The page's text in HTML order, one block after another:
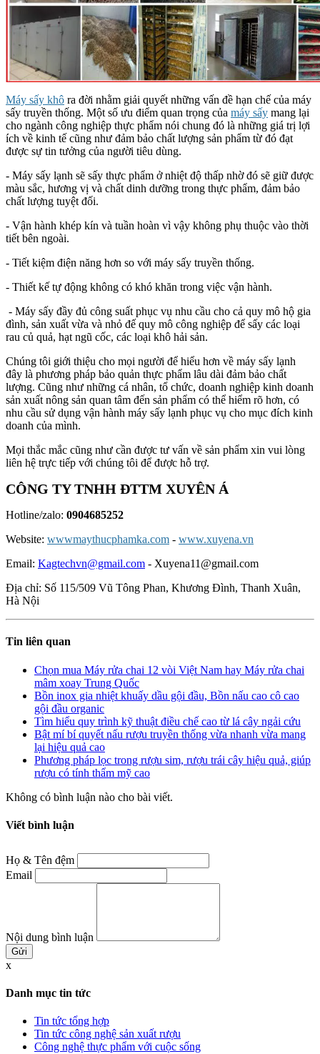
Máy sấy khô ra đời nhằm giải quyết những vấn đề hạn chế của máy
sấy truyền thống. Một số ưu điểm quan trọng của máy sấy mang lại
cho ngành công nghiệp thực phẩm nói chung đó là những giá trị lợi
ích về kinh tế cũng như đảm bảo chất lượng sản phẩm từ đó đạt
được sự tin tưởng của người tiêu dùng.
- Máy sấy lạnh sẽ sấy thực phẩm ở nhiệt độ thấp nhờ đó sẽ giữ được
màu sắc, hương vị và chất dinh dưỡng trong thực phẩm, đảm bảo
chất lượng tuyệt đối.
- Vận hành khép kín và tuần hoàn vì vậy không phụ thuộc vào thời
tiết bên ngoài.
- Tiết kiệm điện năng hơn so với máy sấy truyền thống.
- Thiết kế tự động không có khó khăn trong việc vận hành.
- Máy sấy đầy đủ công suất phục vụ nhu cầu cho cả quy mô hộ gia
đình, sản xuất vừa và nhỏ đế quy mô công nghiệp để sấy các loại
rau củ quả, hạt ngũ cốc, các loại khô hải sản.
Chúng tôi giới thiệu cho mọi người để hiểu hơn về máy sấy lạnh
đây là phương pháp bảo quản thực phẩm lâu dài đảm bảo chất
lượng. Cũng như những cá nhân, tổ chức, doanh nghiệp kinh doanh
sản xuất nông sản quan tâm đến sản phẩm có thể hiểm rõ hơn, có
nhu cầu sử dụng vận hành máy sấy lạnh phục vụ cho mục đích kinh
doanh của mình.
Mọi thắc mắc cũng như cần được tư vấn về sản phẩm xin vui lòng
liên hệ trực tiếp với chúng tôi để được hỗ trợ.
CÔNG TY TNHH ĐTTM XUYÊN Á
Hotline/zalo: 0904685252
Website: wwwmaythucphamka.com - www.xuyena.vn
Email: Kagtechvn@gmail.com - Xuyena11@gmail.com
Địa chỉ: Số 115/509 Vũ Tông Phan, Khương Đình, Thanh Xuân,
Hà Nội
Tin liên quan
Chọn mua Máy rửa chai 12 vòi Việt Nam hay Máy rửa chai
mâm xoay Trung Quốc
Bồn inox gia nhiệt khuấy dầu gội đầu, Bồn nấu cao cô cao
gội đầu organic
Tìm hiểu quy trình kỹ thuật điều chế cao từ lá cây ngải cứu
Bật mí bí quyết nấu rượu truyền thống vừa nhanh vừa mang
lại hiệu quả cao
Phương pháp lọc trong rượu sim, rượu trái cây hiệu quả, giúp
rượu có tính thẩm mỹ cao
Không có bình luận nào cho bài viết.
Viết bình luận
Họ & Tên đệm
Email
Nội dung bình luận
x
Danh mục tin tức
Tin tức tổng hợp
Tin tức công nghệ sản xuất rượu
Công nghệ thực phẩm với cuộc sống